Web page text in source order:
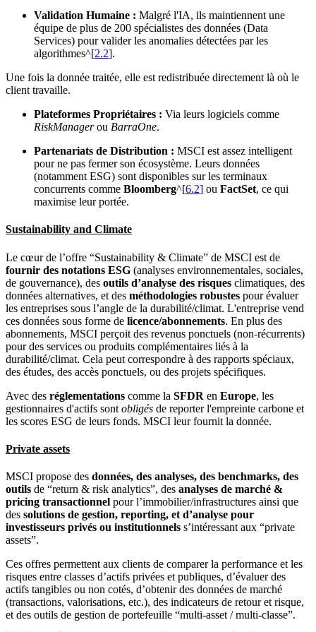
Validation Humaine : Malgré l'IA, ils maintiennent une
équipe de plus de 200 spécialistes des données (Data
Services) pour valider les anomalies détectées par les
algorithmes^[2.2].
Une fois la donnée traitée, elle est redistribuée directement là où le
client travaille.
Plateformes Propriétaires : Via leurs logiciels comme
RiskManagerou BarraOne.
Partenariats de Distribution : MSCI est assez intelligent
pour ne pas fermer son écosystème. Leurs données
(notamment ESG) sont disponibles sur les terminaux
concurrents comme Bloomberg^[6.2] ou FactSet, ce qui
maximise leur portée.
Sustainability and Climate
Le cœur de l’offre “Sustainability & Climate” de MSCI est de
fournir des notations ESG (analyses environnementales, sociales,
de gouvernance), des outils d’analyse des risques climatiques, des
données alternatives, et des méthodologies robustes pour évaluer
les entreprises sous l’angle de la durabilité/climat. L'entreprise vend
ces données sous forme de licence/abonnements. En plus des
abonnements, MSCI perçoit des revenus ponctuels (non-récurrents)
pour des services ou produits complémentaires liés à la
durabilité/climat. Cela peut correspondre à des rapports spéciaux,
des études, des accès ponctuels, ou des projets spécifiques.
Avec des réglementations comme la SFDR en Europe, les
gestionnaires d'actifs sont obligés de reporter l'empreinte carbone et
les scores ESG de leurs fonds. MSCI leur fournit la donnée.
Private assets
MSCI propose des données, des analyses, des benchmarks, des
outils de “return & risk analytics”, des analyses de marché &
pricing transactionnel pour l’immobilier/infrastructures ainsi que
des solutions de gestion, reporting, et d’analyse pour
investisseurs privés ou institutionnels s’intéressant aux “private
assets”.
Ces offres permettent aux clients de comparer la performance et les
risques entre classes d’actifs privées et publiques, d’évaluer des
actifs tangibles ou non cotés, d’obtenir des données de marché
(transactions, valorisations, etc.), des indicateurs de retour et risque,
et des outils de gestion de portefeuille “multi-asset / multi-classe”.